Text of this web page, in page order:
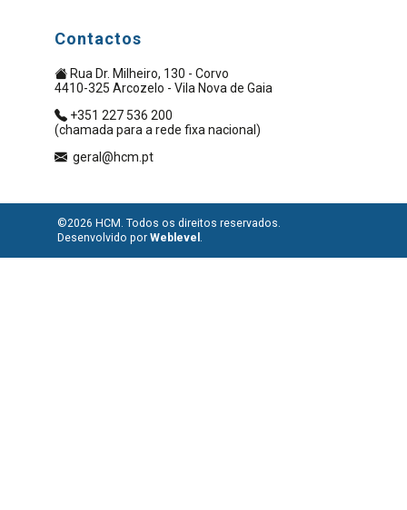
Contactos
Rua Dr. Milheiro, 130 - Corvo
4410-325 Arcozelo - Vila Nova de Gaia
+351 227 536 200
(chamada para a rede fixa nacional)
geral@hcm.pt
©2026 HCM. Todos os direitos reservados.
Desenvolvido por Weblevel .